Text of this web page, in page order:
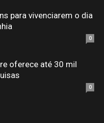
para vivenciarem o dia
0
oferece até 30 mil
0